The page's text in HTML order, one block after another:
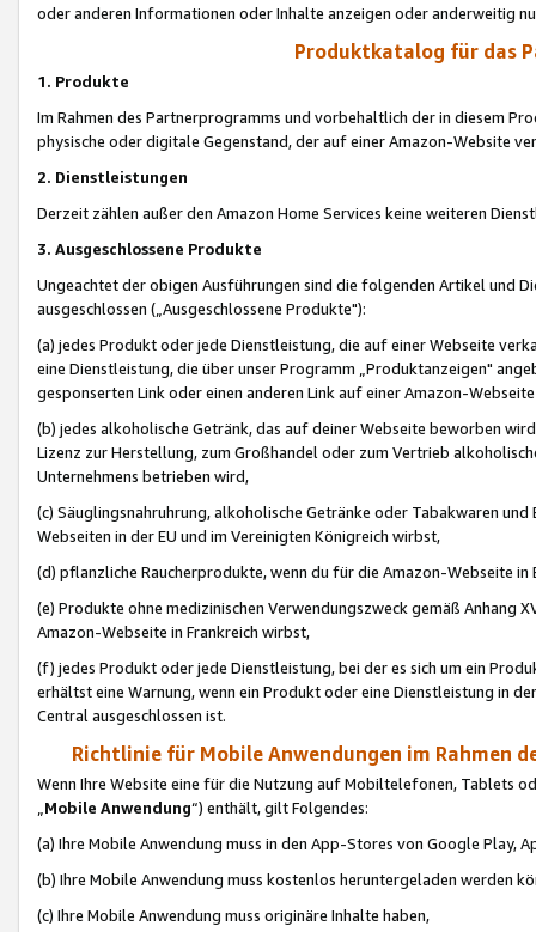
oder anderen Informationen oder Inhalte anzeigen oder anderweitig
Produktkatalog für das
1. Produkte
Im Rahmen des Partnerprogramms und vorbehaltlich der in diesem
physische oder digitale Gegenstand, der auf einer Amazon-Website
2. Dienstleistungen
Derzeit zählen außer den Amazon Home Services keine weiteren
3. Ausgeschlossene Produkte
Ungeachtet der obigen Ausführungen sind die folgenden Artikel und
ausgeschlossen („Ausgeschlossene Produkte"):
(a) jedes Produkt oder jede Dienstleistung, die auf einer Webseite
eine Dienstleistung, die über unser Programm „Produktanzeigen"
gesponserten Link oder einen anderen Link auf einer Amazon-
(b) jedes alkoholische Getränk, das auf deiner Webseite beworben
Lizenz zur Herstellung, zum Großhandel oder zum Vertrieb
Unternehmens betrieben wird,
(c) Säuglingsnahruhrung, alkoholische Getränke oder Tabakwaren
Webseiten in der EU und im Vereinigten Königreich wirbst,
(d) pflanzliche Raucherprodukte, wenn du für die Amazon-Webseite in
(e) Produkte ohne medizinischen Verwendungszweck gemäß Anhang
Amazon-Webseite in Frankreich wirbst,
(f) jedes Produkt oder jede Dienstleistung, bei der es sich um ein
erhältst eine Warnung, wenn ein Produkt oder eine Dienstleistung in
Central ausgeschlossen ist.
Richtlinie für Mobile Anwendungen im Rahmen
Wenn Ihre Website eine für die Nutzung auf Mobiltelefonen, Tablets
„Mobile Anwendung“) enthält, gilt Folgendes:
(a) Ihre Mobile Anwendung muss in den App-Stores von Google Play,
(b) Ihre Mobile Anwendung muss kostenlos heruntergeladen werden
(c) Ihre Mobile Anwendung muss originäre Inhalte haben,